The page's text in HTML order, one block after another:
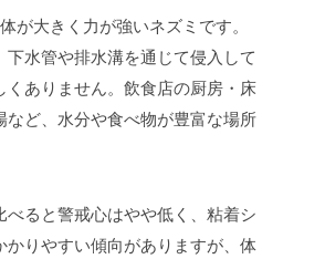
が大きく力が強いネズミです。
下水管や排水溝を通じて侵入して
くありません。飲食店の厨房・床
など、水分や食べ物が豊富な場所
べると警戒心はやや低く、粘着シ
かりやすい傾向がありますが、体